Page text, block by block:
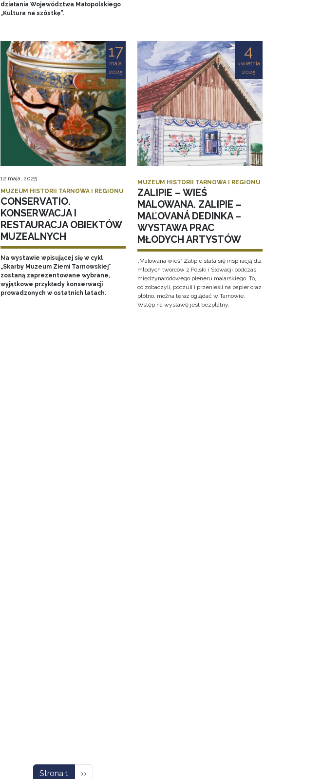
działania Województwa Małopolskiego
„Kultura na szóstkę”.
17
maja
2025
12 maja, 2025
MUZEUM HISTORII TARNOWA I REGIONU
CONSERVATIO.
KONSERWACJA I
RESTAURACJA OBIEKTÓW
MUZEALNYCH
Na wystawie wpisującej się w cykl
„Skarby Muzeum Ziemi Tarnowskiej”
zostaną zaprezentowane wybrane,
wyjątkowe przykłady konserwacji
prowadzonych w ostatnich latach.
4
kwietnia
2025
MUZEUM HISTORII TARNOWA I REGIONU
ZALIPIE – WIEŚ
MALOWANA. ZALIPIE –
MAĽOVANÁ DEDINKA –
WYSTAWA PRAC
MŁODYCH ARTYSTÓW
„Malowana wieś” Zalipie stała się inspiracją dla
młodych twórców z Polski i Słowacji podczas
międzynarodowego pleneru malarskiego. To,
co zobaczyli, poczuli i przenieśli na papier oraz
płótno, można teraz oglądać w Tarnowie.
Wstęp na wystawę jest bezpłatny.
Strona 1 Następna strona
››